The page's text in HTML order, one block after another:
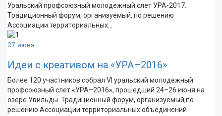
Уральский профсоюзный молодежный слет УРА-2017.
Традиционный форум, организуемый, по решению
Ассоциации территориальных…
27 июня
Идеи с креативом на «УРА–2016»
Более 120 участников собрал VI уральский молодежный
профсоюзный слет «УРА–2016», прошедший 24–26 июня на
озере Увильды. Традиционный форум, организуемый,по
решению Ассоциации территориальных объединений